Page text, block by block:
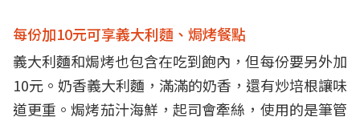
每份加10元可享義大利麵、焗烤餐點
義大利麵和焗烤也包含在吃到飽內，但每份要另外加
10元。奶香義大利麵，滿滿的奶香，還有炒培根讓味
道更重。焗烤茄汁海鮮，起司會牽絲，使用的是筆管